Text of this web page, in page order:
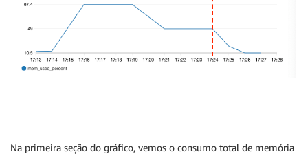
Na primeira seção do gráfico, vemos o consumo total de memória